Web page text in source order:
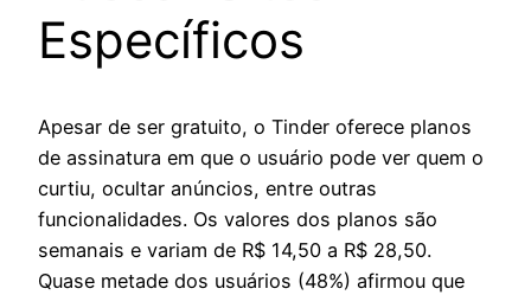
Específicos
Apesar de ser gratuito, o Tinder oferece planos
de assinatura em que o usuário pode ver quem o
curtiu, ocultar anúncios, entre outras
funcionalidades. Os valores dos planos são
semanais e variam de R$ 14,50 a R$ 28,50.
Quase metade dos usuários (48%) afirmou que